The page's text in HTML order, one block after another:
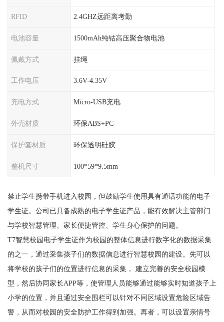
RFID 2.4GHZ远距离考勤
电池容量 1500mAh纯钴高压聚合物电池
佩戴方式 挂绳
工作电压 3.6V-4.35V
充电方式 Micro-USB充电
外壳材质 环保ABS+PC
保护套材质 环保透明硅胶
整机尺寸 100*59*9.5mm
禁止学生携带手机进入校园，但鼓励学生使用具有通话功能的电子
学生证。公司已具备成熟的电子学生证产品，能有效解决主管部门
与学校智慧管理、家长便捷管控、学生身心保护的问题。
T7智慧校园电子学生证作为校园的整体信息进行数字化的数据采集
的之一，通过采集孩子们的数据信息进行智慧校园的建设。先可以
将学校的孩子们的位置进行信息的采集， 建立完善的安全校园模
型，然后协同家长APP等，使管理人员能够通过能够实时知道孩子上
小学的位置，并且通过安全围栏可以针对不同区域设置危险区域告
警，从而对校园的安全防护工作得到加强。再者，可以设置亲情号